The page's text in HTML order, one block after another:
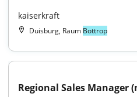
kaiserkraft
Duisburg, Raum Bottrop
Regional Sales Manager